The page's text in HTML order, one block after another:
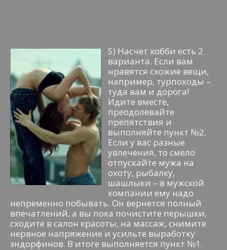
5) Насчет хобби есть 2
варианта. Если вам
нравятся схожие вещи,
например, турпоходы –
туда вам и дорога!
Идите вместе,
преодолевайте
препятствия и
выполняйте пункт №2.
Если у вас разные
увлечения, то смело
отпускайте мужа на
охоту, рыбалку,
шашлыки – в мужской
компании ему надо
непременно побывать. Он вернется полный
впечатлений, а вы пока почистите перышки,
сходите в салон красоты, на массаж, снимите
нервное напряжение и усильте выработку
эндорфинов. В итоге выполняется пункт №1.